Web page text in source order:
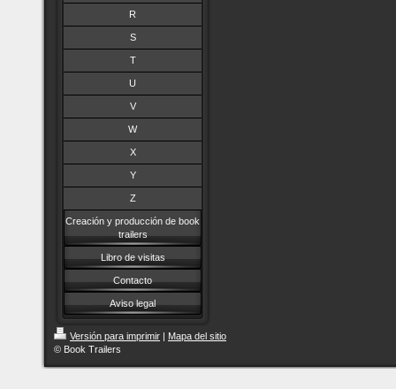
R
S
T
U
V
W
X
Y
Z
Creación y producción de book
trailers
Libro de visitas
Contacto
Aviso legal
Versión para imprimir | Mapa del sitio
© Book Trailers